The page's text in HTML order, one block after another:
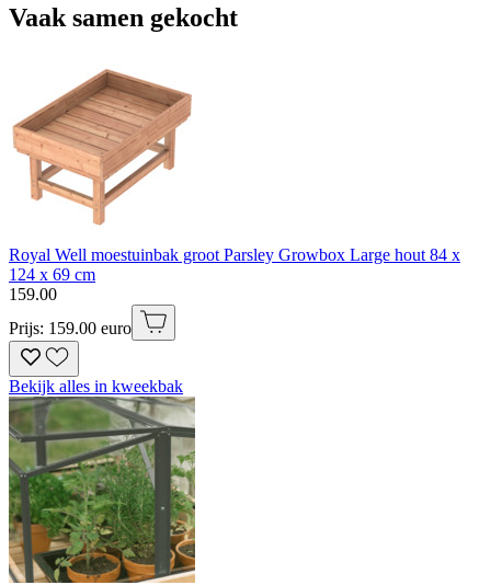
Vaak samen gekocht
Royal Well moestuinbak groot Parsley Growbox Large hout 84 x
124 x 69 cm
159.00
Prijs: 159.00 euro
Bekijk alles in kweekbak